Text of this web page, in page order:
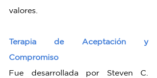
valores.
Terapia de Aceptación y
Compromiso
Fue desarrollada por Steven C.